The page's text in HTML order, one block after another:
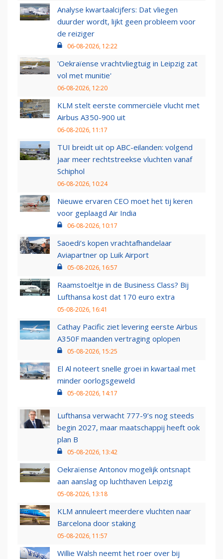
Analyse kwartaalcijfers: Dat vliegen
duurder wordt, lijkt geen probleem voor
de reiziger
06-08-2026, 12:22
'Oekraïense vrachtvliegtuig in Leipzig zat
vol met munitie'
06-08-2026, 12:20
KLM stelt eerste commerciële vlucht met
Airbus A350-900 uit
06-08-2026, 11:17
TUI breidt uit op ABC-eilanden: volgend
jaar meer rechtstreekse vluchten vanaf
Schiphol
06-08-2026, 10:24
Nieuwe ervaren CEO moet het tij keren
voor geplaagd Air India
06-08-2026, 10:17
Saoedi’s kopen vrachtafhandelaar
Aviapartner op Luik Airport
05-08-2026, 16:57
Raamstoeltje in de Business Class? Bij
Lufthansa kost dat 170 euro extra
05-08-2026, 16:41
Cathay Pacific ziet levering eerste Airbus
A350F maanden vertraging oplopen
05-08-2026, 15:25
El Al noteert snelle groei in kwartaal met
minder oorlogsgeweld
05-08-2026, 14:17
Lufthansa verwacht 777-9’s nog steeds
begin 2027, maar maatschappij heeft ook
plan B
05-08-2026, 13:42
Oekraïense Antonov mogelijk ontsnapt
aan aanslag op luchthaven Leipzig
05-08-2026, 13:18
KLM annuleert meerdere vluchten naar
Barcelona door staking
05-08-2026, 11:57
Willie Walsh neemt het roer over bij